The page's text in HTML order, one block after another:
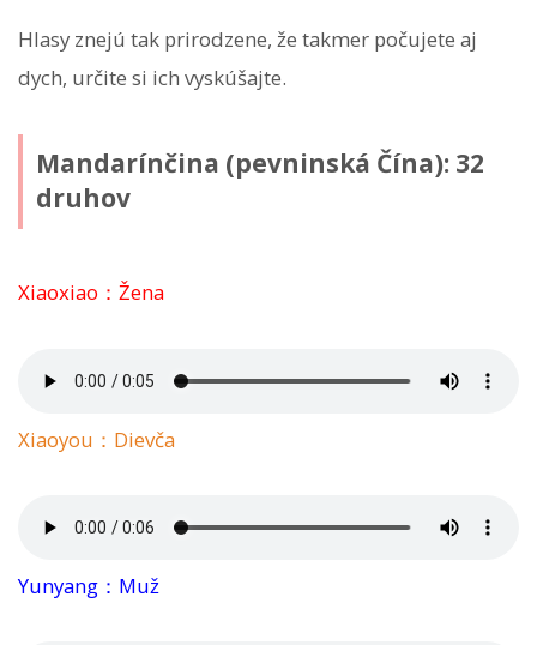
Hlasy znejú tak prirodzene, že takmer počujete aj
dych, určite si ich vyskúšajte.
Mandarínčina (pevninská Čína): 32
druhov
Xiaoxiao：Žena
Xiaoyou：Dievča
Yunyang：Muž